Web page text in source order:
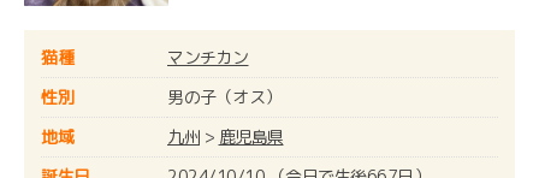
猫種
マンチカン
性別
男の子（オス）
地域
九州 > 鹿児島県